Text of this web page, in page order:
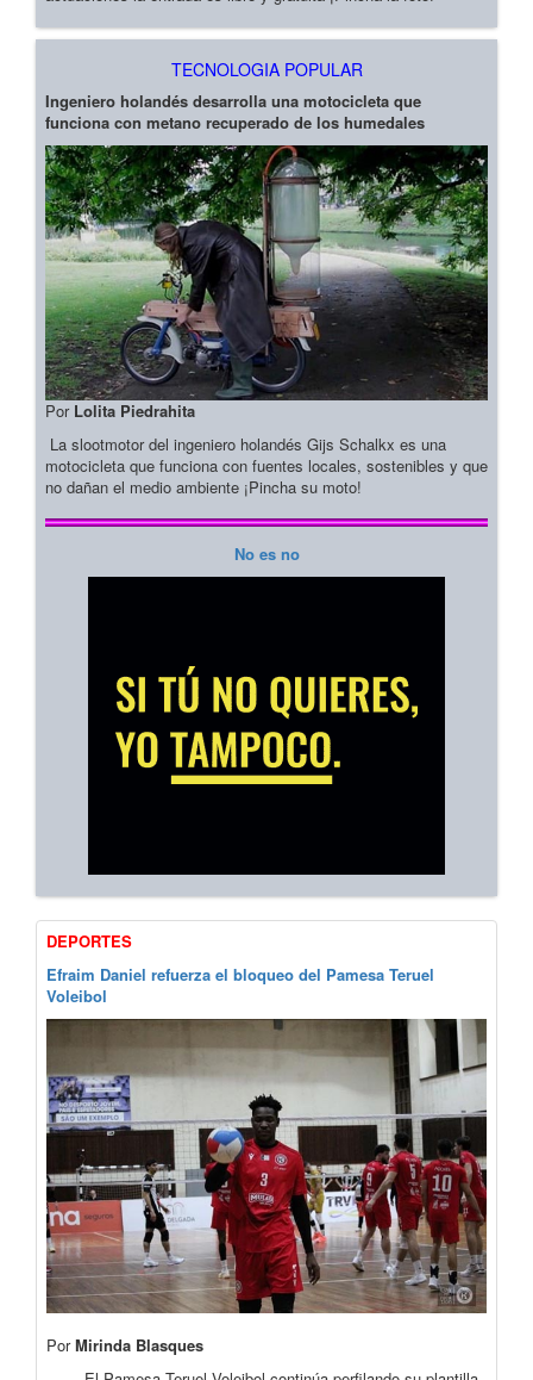
TECNOLOGIA POPULAR
Ingeniero holandés desarrolla una motocicleta que
funciona con metano recuperado de los humedales
Por Lolita Piedrahita
La slootmotor del ingeniero holandés Gijs Schalkx es una
motocicleta que funciona con fuentes locales, sostenibles y que
no dañan el medio ambiente ¡Pincha su moto!
No es no
DEPORTES
Efraim Daniel refuerza el bloqueo del Pamesa Teruel
Voleibol
PorMirinda Blasques